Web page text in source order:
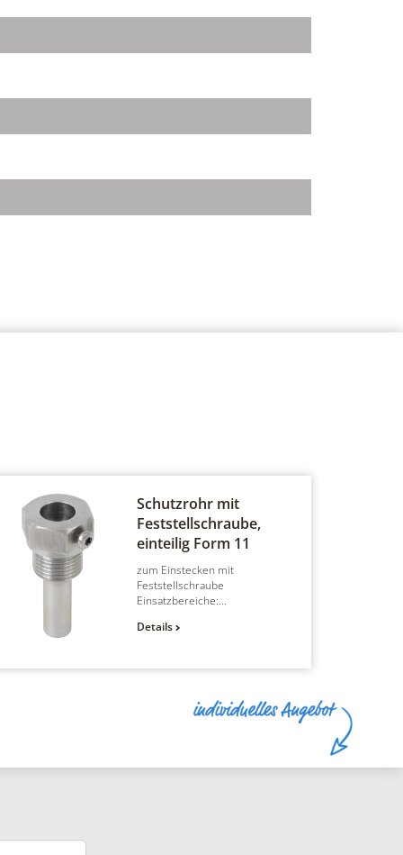
Schutzrohr mit
Feststellschraube,
einteilig Form 11
zum Einstecken mit
Feststellschraube
Einsatzbereiche:...
Details